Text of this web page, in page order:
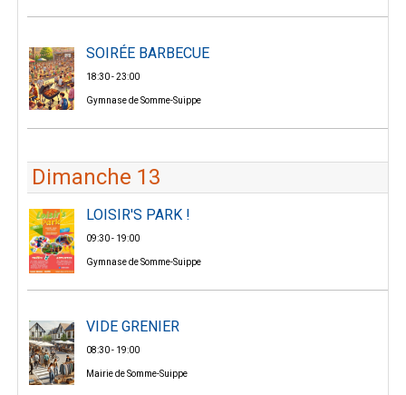
SOIRÉE BARBECUE
18:30 - 23:00
Gymnase de Somme-Suippe
Dimanche 13
LOISIR'S PARK !
09:30 - 19:00
Gymnase de Somme-Suippe
VIDE GRENIER
08:30 - 19:00
Mairie de Somme-Suippe